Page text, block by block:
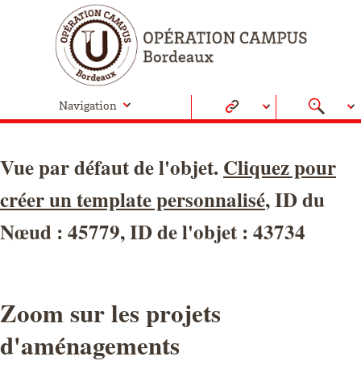
Navigation
Vue par défaut de l'objet.Cliquez pour
créer un template personnalisé, ID du
Nœud : 45779, ID de l'objet : 43734
Zoom sur les projets
d'aménagements